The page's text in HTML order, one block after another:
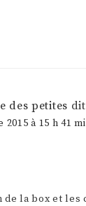
des petites dit
2015 à 15 h 41
de la box et les